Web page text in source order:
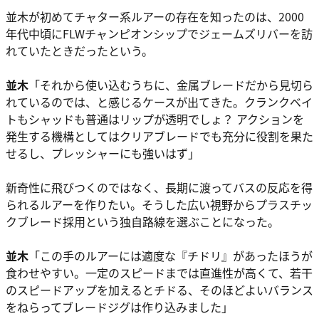
並木が初めてチャター系ルアーの存在を知ったのは、2000
年代中頃にFLWチャンピオンシップでジェームズリバーを訪
れていたときだったという。
並木 「それから使い込むうちに、金属ブレードだから見切ら
れているのでは、と感じるケースが出てきた。クランクベイ
トもシャッドも普通はリップが透明でしょ？ アクションを
発生する機構としてはクリアブレードでも充分に役割を果た
せるし、プレッシャーにも強いはず」
新奇性に飛びつくのではなく、長期に渡ってバスの反応を得
られるルアーを作りたい。そうした広い視野からプラスチッ
クブレード採用という独自路線を選ぶことになった。
並木 「この手のルアーには適度な『チドリ』があったほうが
食わせやすい。一定のスピードまでは直進性が高くて、若干
のスピードアップを加えるとチドる、そのほどよいバランス
をねらってブレードジグは作り込みました」